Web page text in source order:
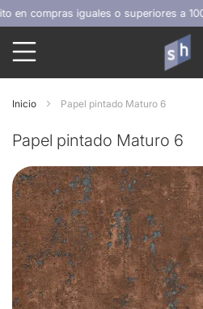
Ir
al
iguales o superiores a 100€
Inicio Papel pintado Maturo 6
Papel pintado Maturo 6
Skip
to
the
end
of
the
images
gallery